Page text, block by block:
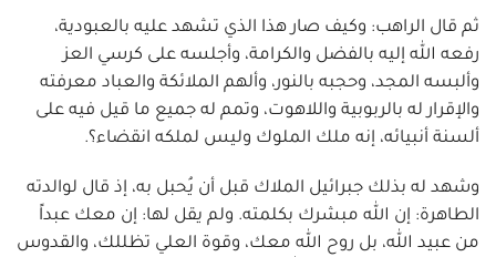
ثم قال الراهب: وكيف صار هذا الذي تشهد عليه بالعبودية،
رفعه الله إليه بالفضل والكرامة، وأجلسه على كرسي العز
وألبسه المجد، وحجبه بالنور، وألهم الملائكة والعباد معرفته
والإقرار له بالربوبية واللاهوت، وتمم له جميع ما قيل فيه على
ألسنة أنبيائه، إنه ملك الملوك وليس لملكه انقضاء؟.
وشهد له بذلك جبرائيل الملاك قبل أن يُحبل به، إذ قال لوالدته
الطاهرة: إن الله مبشرك بكلمته. ولم يقل لها: إن معك عبداً
من عبيد الله، بل روح الله معك، وقوة العلي تظللك، والقدوس